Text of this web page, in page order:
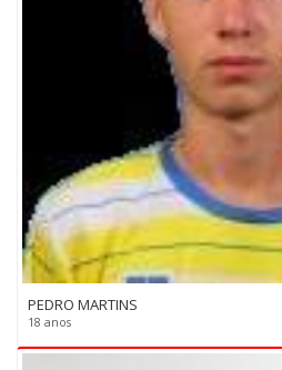
PEDRO MARTINS
18 anos